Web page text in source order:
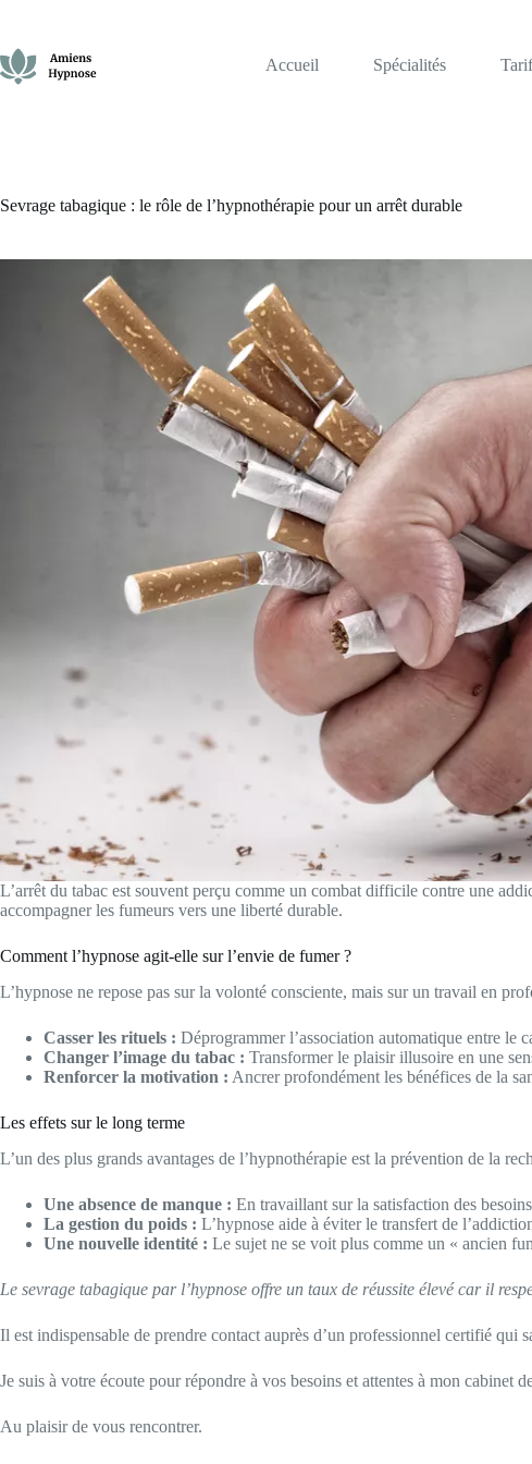
contenu
Accueil
Spécialités
Sevrage tabagique : le rôle de l’hypnothérapie pour un arrêt durable
L’arrêt du tabac est souvent perçu comme un combat difficile contre une
accompagner les fumeurs vers une liberté durable.
Comment l’hypnose agit-elle sur l’envie de fumer ?
L’hypnose ne repose pas sur la volonté consciente, mais sur un travail en
Casser les rituels : Déprogrammer l’association automatique entre le
Changer l’image du tabac : Transformer le plaisir illusoire en une
Renforcer la motivation : Ancrer profondément les bénéfices de la
Les effets sur le long terme
L’un des plus grands avantages de l’hypnothérapie est la prévention de la
Une absence de manque : En travaillant sur la satisfaction des
La gestion du poids : L’hypnose aide à éviter le transfert de
Une nouvelle identité : Le sujet ne se voit plus comme un « ancien
Le sevrage tabagique par l’hypnose offre un taux de réussite élevé car il
Il est indispensable de prendre contact auprès d’un professionnel certifié
Je suis à votre écoute pour répondre à vos besoins et attentes à mon
Au plaisir de vous rencontrer.